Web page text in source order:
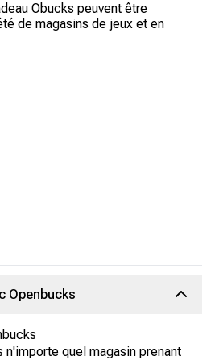
Obucks peuvent être
de magasins de jeux et en
Openbucks
n'importe quel magasin prenant